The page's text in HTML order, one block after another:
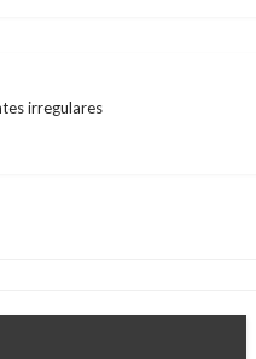
irregulares